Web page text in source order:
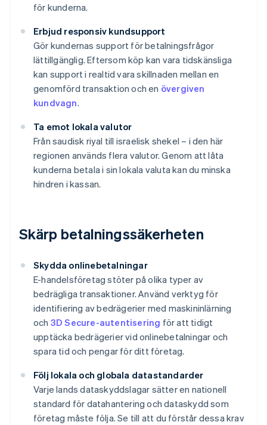
för kunderna.
Erbjud responsiv kundsupport
Gör kundernas support för betalningsfrågor
lättillgänglig. Eftersom köp kan vara tidskänsliga
kan support i realtid vara skillnaden mellan en
genomförd transaktion och en övergiven
kundvagn.
Ta emot lokala valutor
Från saudisk riyal till israelisk shekel – i den här
regionen används flera valutor. Genom att låta
kunderna betala i sin lokala valuta kan du minska
hindren i kassan.
Skärp betalningssäkerheten
Skydda onlinebetalningar
E-handelsföretag stöter på olika typer av
bedrägliga transaktioner. Använd verktyg för
identifiering av bedrägerier med maskininlärning
och 3D Secure-autentisering för att tidigt
upptäcka bedrägerier vid onlinebetalningar och
spara tid och pengar för ditt företag.
Följ lokala och globala datastandarder
Varje lands dataskyddslagar sätter en nationell
standard för datahantering och dataskydd som
företag måste följa. Se till att du förstår dessa krav